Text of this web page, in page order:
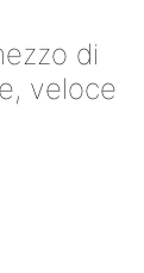
di
veloce